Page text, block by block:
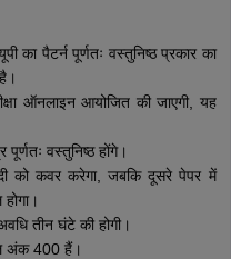
का पैटर्न पूर्णतः वस्तुनिष्ठ प्रकार का
ऑनलाइन आयोजित की जाएगी, यह
वस्तुनिष्ठ होंगे।
को कवर करेगा, जबकि दूसरे पेपर में
तीन घंटे की होगी।
अंक 400 हैं।